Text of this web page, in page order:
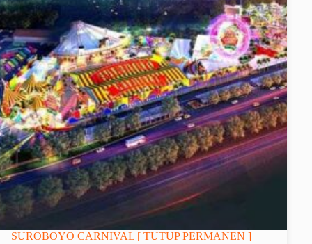
SUROBOYO CARNIVAL [ TUTUP PERMANEN ]